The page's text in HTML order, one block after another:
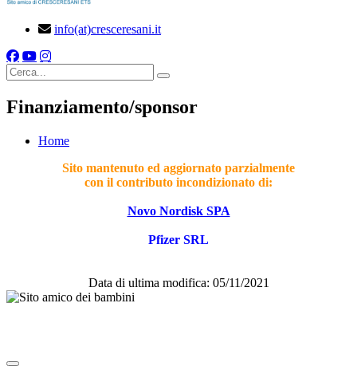
info(at)cresceresani.it
Cerca
Finanziamento/sponsor
Home
Sito mantenuto ed aggiornato parzialmente
con il contributo incondizionato di:
Novo Nordisk SPA
Pfizer SRL
Data di ultima modifica: 05/11/2021